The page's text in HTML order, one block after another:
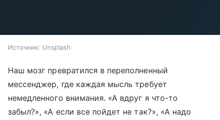
Источник: Unsplash
Наш мозг превратился в переполненный
мессенджер, где каждая мысль требует
немедленного внимания. «А вдруг я что-то
забыл?», «А если все пойдет не так?», «А надо